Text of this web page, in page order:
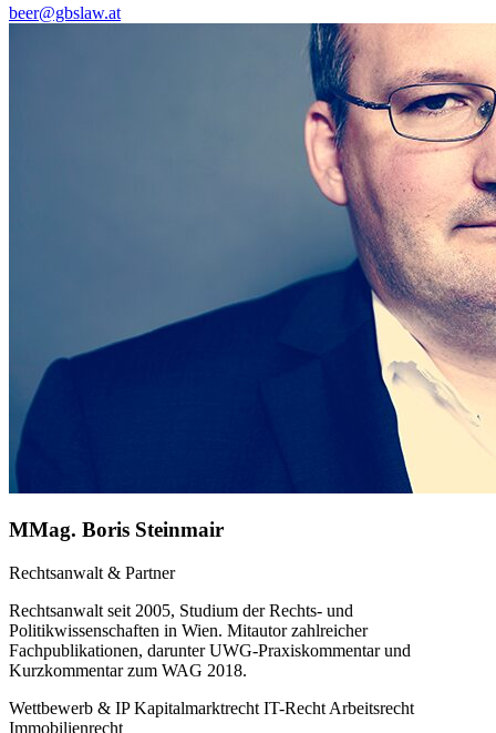
beer@gbslaw.at
MMag. Boris Steinmair
Rechtsanwalt & Partner
Rechtsanwalt seit 2005, Studium der Rechts- und
Politikwissenschaften in Wien. Mitautor zahlreicher
Fachpublikationen, darunter UWG-Praxiskommentar und
Kurzkommentar zum WAG 2018.
Wettbewerb & IP Kapitalmarktrecht IT-Recht Arbeitsrecht
Immobilienrecht